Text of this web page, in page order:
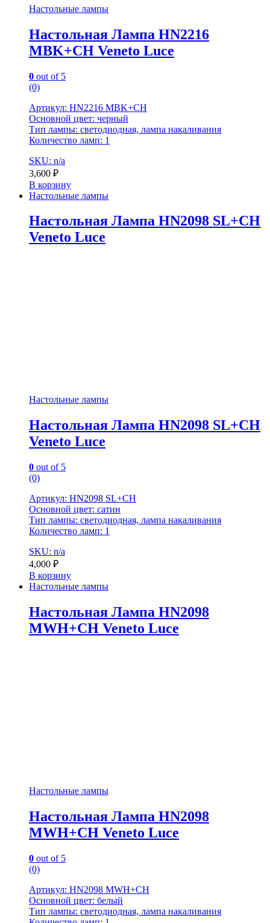
Настольные лампы
Настольная Лампа HN2216
MBK+CH Veneto Luce
0 out of 5
(0)
Артикул: HN2216 MBK+CH
Основной цвет: черный
Тип лампы: светодиодная, лампа накаливания
Количество ламп: 1
SKU: n/a
3,600 ₽
В корзину
Настольные лампы
Настольная Лампа HN2098 SL+CH
Veneto Luce
Настольные лампы
Настольная Лампа HN2098 SL+CH
Veneto Luce
0 out of 5
(0)
Артикул: HN2098 SL+CH
Основной цвет: сатин
Тип лампы: светодиодная, лампа накаливания
Количество ламп: 1
SKU: n/a
4,000 ₽
В корзину
Настольные лампы
Настольная Лампа HN2098
MWH+CH Veneto Luce
Настольные лампы
Настольная Лампа HN2098
MWH+CH Veneto Luce
0 out of 5
(0)
Артикул: HN2098 MWH+CH
Основной цвет: белый
Тип лампы: светодиодная, лампа накаливания